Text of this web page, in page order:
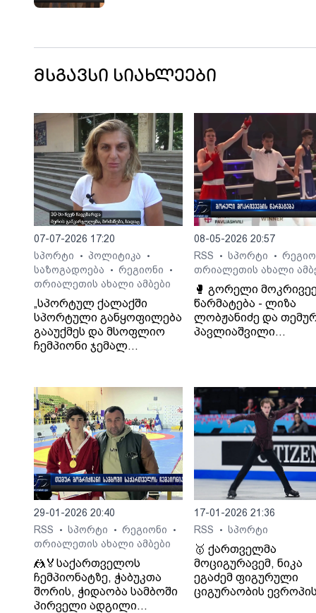
მსგავსი სიახლეები
07-07-2026 17:20
სპორტი
• პოლიტიკა •
საზოგადოება • რეგიონი •
თრიალეთის ახალი ამბები
„სპორტულ ქალაქში
სპორტული განყოფილება
გააუქმეს და მსოფლიო
ჩემპიონი ჯემალ
თეა კეჩხუაშვილი.
08-05-2026 20:57
RSS
• სპორტი •
თრიალეთის ახალი
🥊 გორელი
წარმატება - ლიზა
ლობჟანიძე და
პავლიაშვილი
ალიევის ტურნირის
გამარჯვებულები
29-01-2026 20:40
RSS
• სპორტი • რეგიონი •
თრიალეთის ახალი ამბები
🤼🏅საქართველოს
ჩემპიონატზე, ჭაბუკთა
შორის, ჭიდაობა სამბოში
პირველი ადგილი
17-01-2026 21:36
RSS
• სპორტი
🥇 ქართველმა
მოციგურავემ, ნიკა
ეგაძემ ფიგურული
ციგურაობის ევროპის